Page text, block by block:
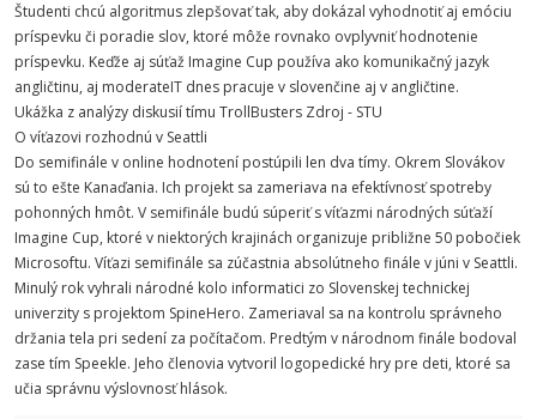
Študenti chcú algoritmus zlepšovať tak, aby dokázal vyhodnotiť aj emóciu
príspevku či poradie slov, ktoré môže rovnako ovplyvniť hodnotenie
príspevku. Keďže aj súťaž Imagine Cup používa ako komunikačný jazyk
angličtinu, aj moderateIT dnes pracuje v slovenčine aj v angličtine.
Ukážka z analýzy diskusií tímu TrollBusters Zdroj - STU
O víťazovi rozhodnú v Seattli
Do semifinále v online hodnotení postúpili len dva tímy. Okrem Slovákov
sú to ešte Kanaďania. Ich projekt sa zameriava na efektívnosť spotreby
pohonných hmôt. V semifinále budú súperiť s víťazmi národných súťaží
Imagine Cup, ktoré v niektorých krajinách organizuje približne 50 pobočiek
Microsoftu. Víťazi semifinále sa zúčastnia absolútneho finále v júni v Seattli.
Minulý rok vyhrali národné kolo informatici zo Slovenskej technickej
univerzity s projektom SpineHero. Zameriaval sa na kontrolu správneho
držania tela pri sedení za počítačom. Predtým v národnom finále bodoval
zase tím Speekle. Jeho členovia vytvoril logopedické hry pre deti, ktoré sa
učia správnu výslovnosť hlások.